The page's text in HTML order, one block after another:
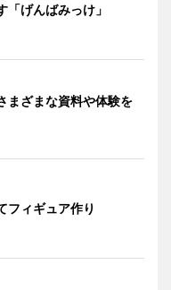
げんばみっけ」
まざまな資料や体験を
フィギュア作り